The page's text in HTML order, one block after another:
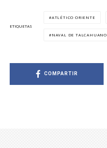
ETIQUETAS
ATLÉTICO ORIENTE
NAVAL DE TALCAHUANO
COMPARTIR